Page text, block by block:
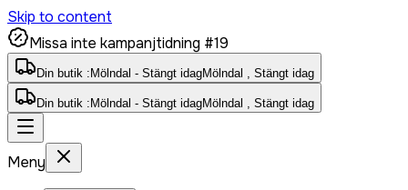
Skip to content
Missa inte kampanjtidning #19
Din butik : Mölndal - Stängt idagMölndal , Stängt idag
Din butik : Mölndal - Stängt idagMölndal , Stängt idag
Meny